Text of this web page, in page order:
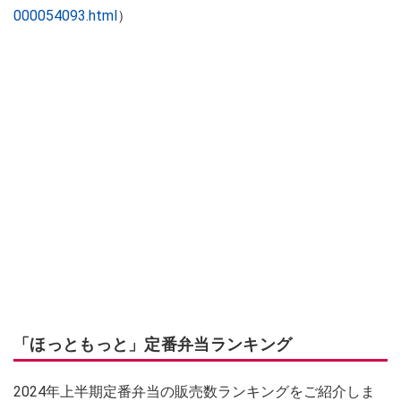
000054093.html）
「ほっともっと」定番弁当ランキング
2024年上半期定番弁当の販売数ランキングをご紹介しま